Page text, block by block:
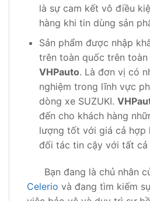
là sự cam kết vô điều
hàng khi tin dùng sản
Sản phẩm được nhập
trên toàn quốc trên
VHPauto. Là đơn vị có
nghiệm trong lĩnh vực
dòng xe SUZUKI.
đến cho khách hàng
lượng tốt với giá cả hợp
đối tác tin cậy với tất cả
Bạn đang là chủ nhân
Celerio và đang tìm kiếm